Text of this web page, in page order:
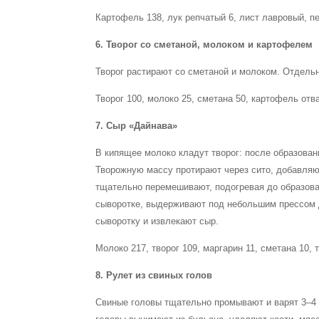
Картофель 138, лук репчатый 6, лист лавровый,
6. Творог со сметаной, молоком и картофелем
Творог растирают со сметаной и молоком.
Творог 100, молоко 25, сметана 50, картофель
7. Сыр «Дайнава»
В кипящее молоко кладут творог: после
Творожную массу протирают через сито,
тщательно перемешивают, подогревая до
сыворотке, выдерживают под небольшим прессом
сыворотку и извлекают сыр.
Молоко 217, творог 109, маргарин 11, сметана 10,
8. Рулет из свиных голов
Свиные головы тщательно промывают и варят